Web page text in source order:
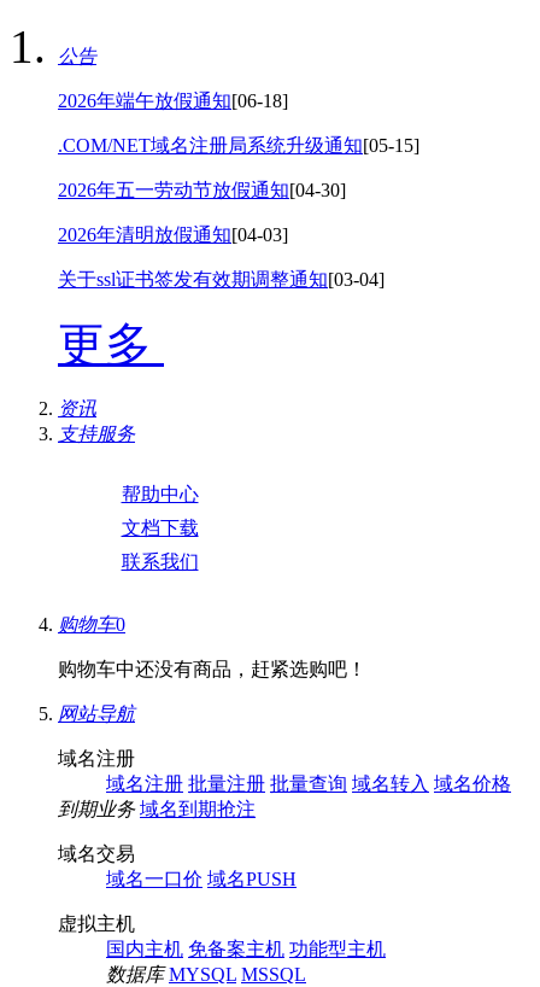
公告
2026年端午放假通知[06-18]
.COM/NET域名注册局系统升级通知[05-15]
2026年五一劳动节放假通知[04-30]
2026年清明放假通知[04-03]
关于ssl证书签发有效期调整通知[03-04]
更多
资讯
支持服务
帮助中心
文档下载
联系我们
购物车0
购物车中还没有商品，赶紧选购吧！
网站导航
域名注册
域名注册 批量注册 批量查询 域名转入 域名价格
到期业务 域名到期抢注
域名交易
域名一口价 域名PUSH
虚拟主机
国内主机 免备案主机 功能型主机
数据库 MYSQL MSSQL